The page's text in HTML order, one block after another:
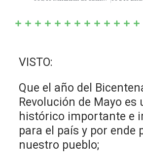
VISTO:
Que el año del
Revolución de Mayo es
histórico importante e
para el país y por ende
nuestro pueblo;